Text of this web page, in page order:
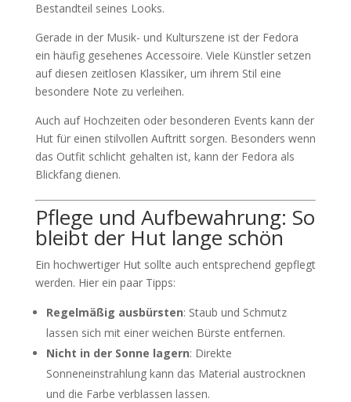
Bestandteil seines Looks.
Gerade in der Musik- und Kulturszene ist der Fedora
ein häufig gesehenes Accessoire. Viele Künstler setzen
auf diesen zeitlosen Klassiker, um ihrem Stil eine
besondere Note zu verleihen.
Auch auf Hochzeiten oder besonderen Events kann der
Hut für einen stilvollen Auftritt sorgen. Besonders wenn
das Outfit schlicht gehalten ist, kann der Fedora als
Blickfang dienen.
Pflege und Aufbewahrung: So
bleibt der Hut lange schön
Ein hochwertiger Hut sollte auch entsprechend gepflegt
werden. Hier ein paar Tipps:
Regelmäßig ausbürsten: Staub und Schmutz
lassen sich mit einer weichen Bürste entfernen.
Nicht in der Sonne lagern: Direkte
Sonneneinstrahlung kann das Material austrocknen
und die Farbe verblassen lassen.